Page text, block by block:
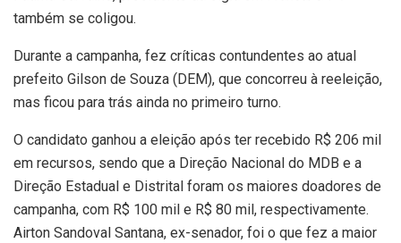
também se coligou.
Durante a campanha, fez críticas contundentes ao atual
prefeito Gilson de Souza (DEM), que concorreu à reeleição,
mas ficou para trás ainda no primeiro turno.
O candidato ganhou a eleição após ter recebido R$ 206 mil
em recursos, sendo que a Direção Nacional do MDB e a
Direção Estadual e Distrital foram os maiores doadores de
campanha, com R$ 100 mil e R$ 80 mil, respectivamente.
Airton Sandoval Santana, ex-senador, foi o que fez a maior